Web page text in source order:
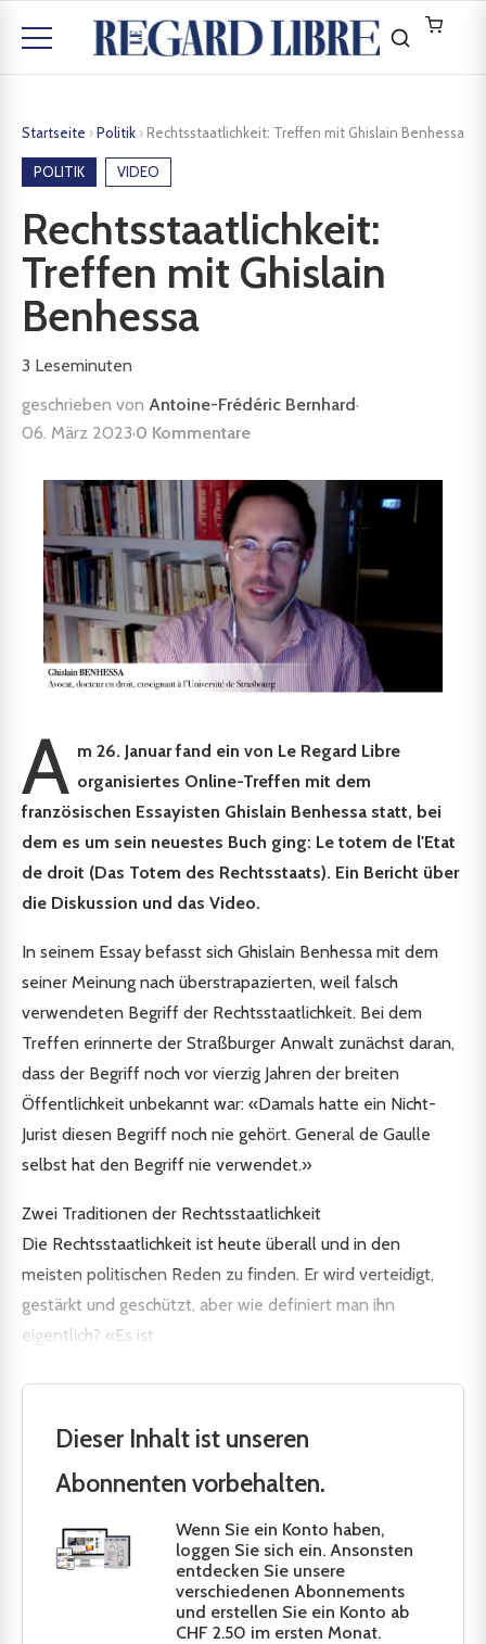
Startseite ›Politik › Rechtsstaatlichkeit: Treffen mit Ghislain Benhessa
POLITIK VIDEO
Rechtsstaatlichkeit:
Treffen mit Ghislain
Benhessa
3 Leseminuten
geschrieben von Antoine-Frédéric Bernhard·
06. März 2023·0 Kommentare
A m 26. Januar fand ein von Le Regard Libre
organisiertes Online-Treffen mit dem
französischen Essayisten Ghislain Benhessa statt, bei
dem es um sein neuestes Buch ging: Le totem de l'Etat
de droit (Das Totem des Rechtsstaats). Ein Bericht über
die Diskussion und das Video.
In seinem Essay befasst sich Ghislain Benhessa mit dem
seiner Meinung nach überstrapazierten, weil falsch
verwendeten Begriff der Rechtsstaatlichkeit. Bei dem
Treffen erinnerte der Straßburger Anwalt zunächst daran,
dass der Begriff noch vor vierzig Jahren der breiten
Öffentlichkeit unbekannt war: «Damals hatte ein Nicht-
Jurist diesen Begriff noch nie gehört. General de Gaulle
selbst hat den Begriff nie verwendet.»
Zwei Traditionen der Rechtsstaatlichkeit
Die Rechtsstaatlichkeit ist heute überall und in den
meisten politischen Reden zu finden. Er wird verteidigt,
gestärkt und geschützt, aber wie definiert man ihn
eigentlich? «Es ist
Dieser Inhalt ist unseren
Abonnenten vorbehalten.
Wenn Sie ein Konto haben,
loggen Sie sich ein. Ansonsten
entdecken Sie unsere
verschiedenen Abonnements
und erstellen Sie ein Konto ab
CHF 2.50 im ersten Monat.